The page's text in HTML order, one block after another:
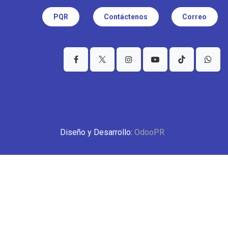
PQR Contáctenos Correo
Diseño y Desarrollo: OdooPR